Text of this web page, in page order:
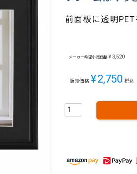
前面板に透明
メーカー希望小売価格 ¥ 3,520
販売価格 ¥2,750 税込